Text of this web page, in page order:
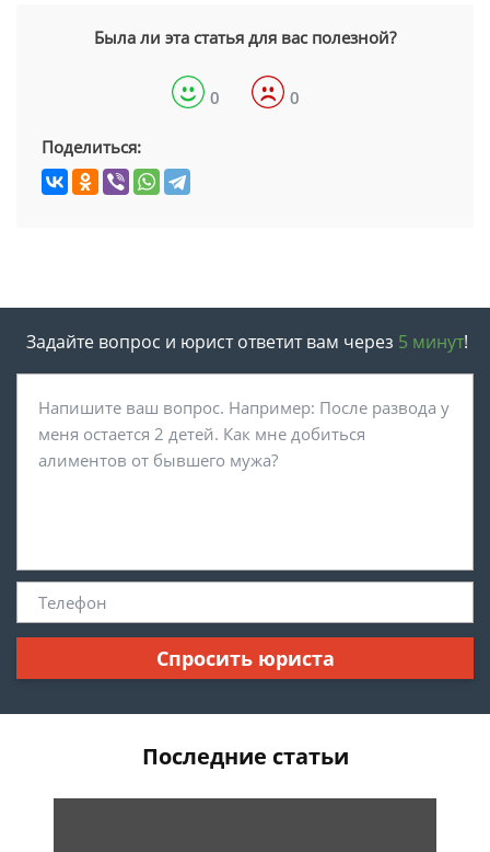
Была ли эта статья для вас полезной?
0 0
Поделиться:
Задайте вопрос и юрист ответит вам через 5 минут!
Спросить юриста
Последние статьи